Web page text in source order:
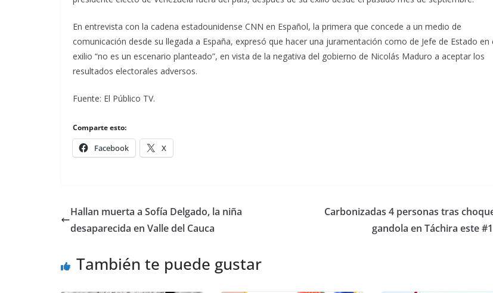
En entrevista con la cadena estadounidense CNN en Español, la primera que concede a un medio de
comunicación desde su llegada a España, expresó que hacer una juramentación como de Jefe de Estado en
exilio “no es un escenario planteado”, en vista de la negativa del gobierno de Nicolás Maduro a aceptar los
resultados electorales adversos.
Fuente: El Público TV.
Comparte esto:
Facebook X
Hallan muerta a Sofía Delgado, la niña
desaparecida en Valle del Cauca
Carbonizadas 4 personas tras
gandola en Táchira este
También te puede gustar